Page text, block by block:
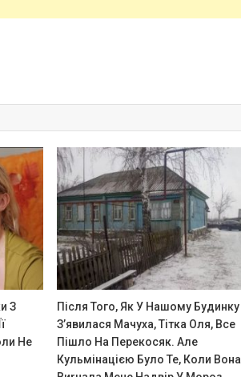
З
Не
Після Того, Як У Нашому Будинку
З’явилася Мачуха, Тітка Оля, Все
Пішло На Перекосяк. Але
Кульмінацією Було Те, Коли Вона